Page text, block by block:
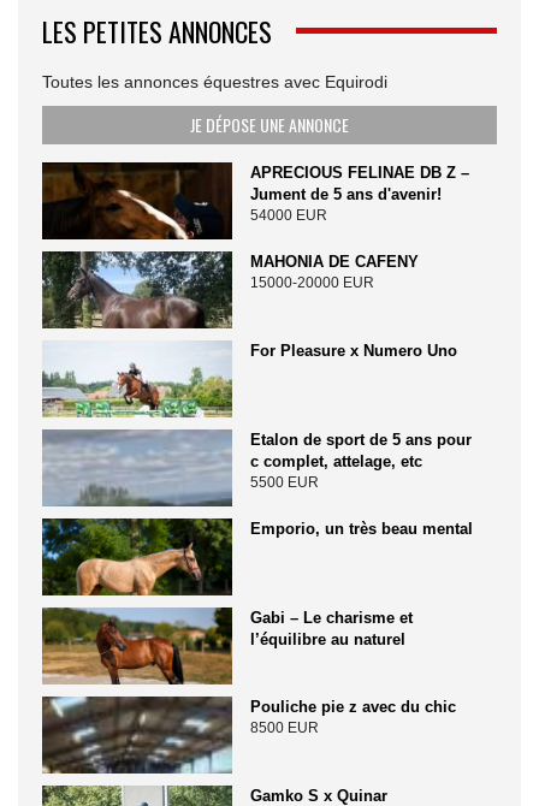
LES PETITES ANNONCES
Toutes les annonces équestres avec Equirodi
JE DÉPOSE UNE ANNONCE
APRECIOUS FELINAE DB Z –
Jument de 5 ans d'avenir!
54000 EUR
MAHONIA DE CAFENY
15000-20000 EUR
For Pleasure x Numero Uno
Etalon de sport de 5 ans pour
c complet, attelage, etc
5500 EUR
Emporio, un très beau mental
Gabi – Le charisme et
l’équilibre au naturel
Pouliche pie z avec du chic
8500 EUR
Gamko S x Quinar